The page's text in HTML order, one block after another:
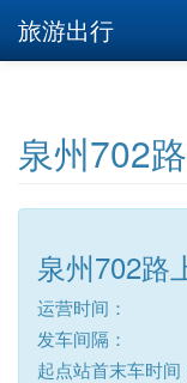
旅游出行
泉州702
泉州702路
运营时间：
发车间隔：
起点站首末车时间